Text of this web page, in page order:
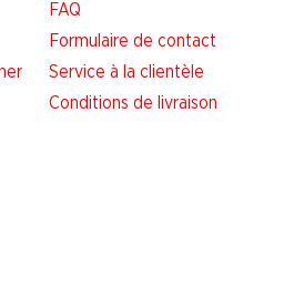
FAQ
Formulaire de contact
Service à la clientèle
Conditions de livraison